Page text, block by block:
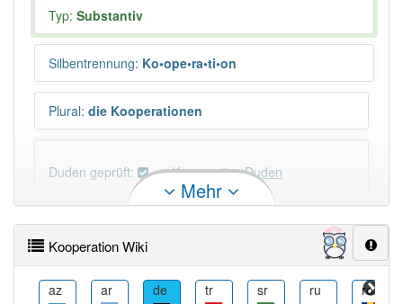
Typ: Substantiv
Silbentrennung: Ko•ope•ra•ti•on
Plural: die Kooperationen
Duden geprüft: Kooperation Duden
×
Wörter, die mit "-ion" enden, haben fast immer
Artikel:die.
Mehr
Kooperation Wiki
az ar de tr sr ru ro